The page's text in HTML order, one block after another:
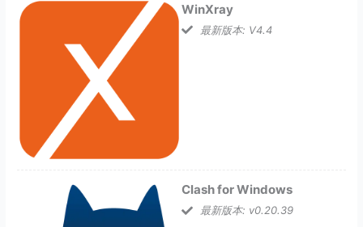
WinXray
最新版本: V4.4
Clash for Windows
最新版本: v0.20.39